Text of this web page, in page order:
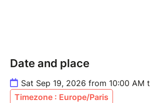
Date and place
Sat Sep 19, 2026 from 10:00 AM
Timezone : Europe/Paris